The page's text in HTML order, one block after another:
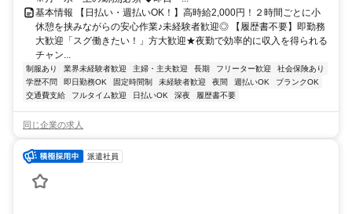
基本情報 【日払い・週払いOK！】高時給2,000円！２時間ごとに小
休憩を挟みながらの安心作業♪未経験者歓迎◎ 【履歴書不要】即勤務
大歓迎「スグ働きたい！」方大歓迎★夜勤で効率的に収入を得られる
チャン...
制服あり 業界未経験者歓迎 主婦・主夫歓迎 長期 フリーター歓迎
社会保険あり
学歴不問
即日勤務OK 固定時間制 未経験者歓迎 夜間 週払いOK
ブランクOK
交通費支給
フルタイム歓迎 日払いOK 深夜 履歴書不要
同じ企業の求人
派遣社員